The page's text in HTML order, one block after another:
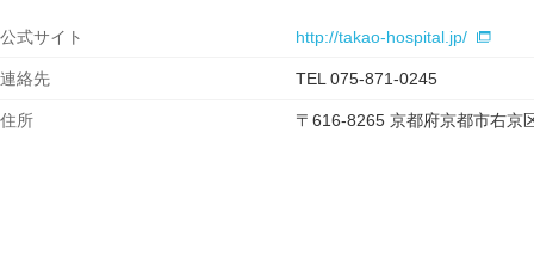
公式サイト http://takao-hospital.jp/
連絡先 TEL 075-871-0245
住所 〒616-8265 京都府京都市右京